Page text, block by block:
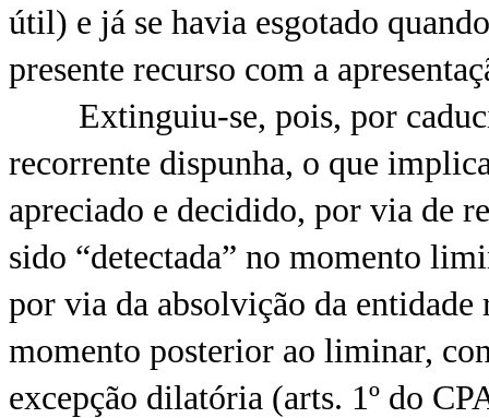
útil) e já se havia esgotado
presente recurso com a
Extinguiu-se, pois, por
recorrente dispunha, o que
apreciado e decidido, por via de
sido “detectada” no momento
por via da absolvição da
momento posterior ao liminar,
excepção dilatória (arts. 1º do